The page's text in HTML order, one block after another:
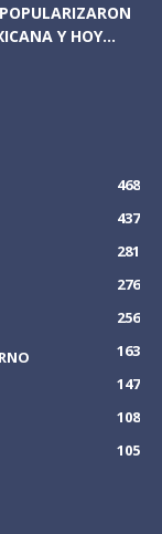
Y HOY...
468
437
281
276
256
163
147
108
105